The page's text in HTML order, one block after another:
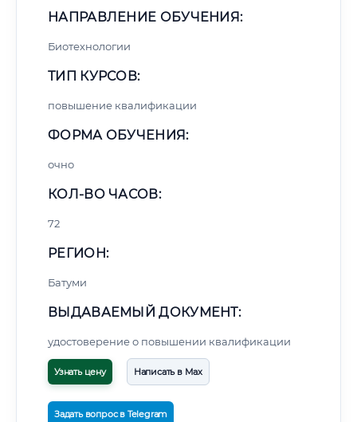
НАПРАВЛЕНИЕ ОБУЧЕНИЯ:
Биотехнологии
ТИП КУРСОВ:
повышение квалификации
ФОРМА ОБУЧЕНИЯ:
очно
КОЛ-ВО ЧАСОВ:
72
РЕГИОН:
Батуми
ВЫДАВАЕМЫЙ ДОКУМЕНТ:
удостоверение о повышении квалификации
Узнать цену Написать в Max
Задать вопрос в Telegram